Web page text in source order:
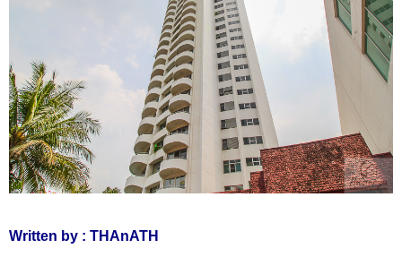
Written by : THAnATH